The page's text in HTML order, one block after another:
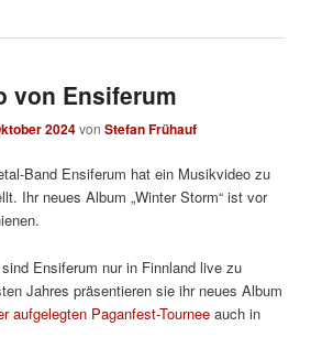
von Ensiferum
2024vonStefan Frühauf
Band Ensiferum hat ein Musikvideo zu
Ihr neues Album „Winter Storm“ ist vor
Ensiferum nur in Finnland live zu
Jahres präsentieren sie ihr neues Album
aufgelegten Paganfest-Tournee auch in